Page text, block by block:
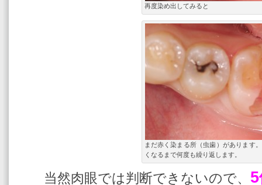
再度染め出してみると
まだ赤く染まる所（虫歯）があります
くなるまで何度も繰り返します。
当然肉眼では判断できないので、